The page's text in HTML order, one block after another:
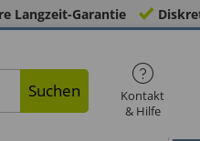
Langzeit-Garantie
Suchen
Kontakt
& Hilfe